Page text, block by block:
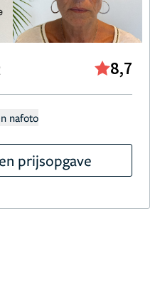
8,7
nafoto
prijsopgave